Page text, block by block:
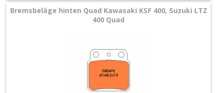
Bremsbeläge hinten Quad Kawasaki KSF 400, Suzuki LTZ
400 Quad